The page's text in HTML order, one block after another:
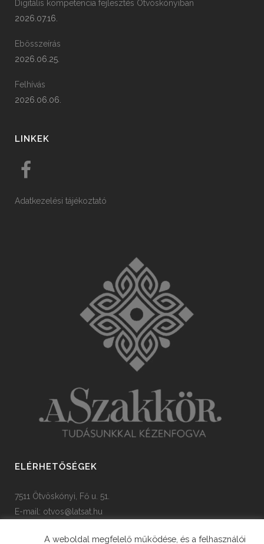
Digitális kompetencia fejlesztés Ötvöskónyiban
2026.07.16.
Ebösszeírás
2026.06.25.
Felhívás
2026.06.06.
LINKEK
Adatkezelési tájékoztató
ELÉRHETŐSÉGEK
7511 Ötvöskónyi, Fő u. 51.
E-mail: otvos@latsat.hu
A weboldal megfelelő működése, és a felhasználói